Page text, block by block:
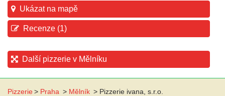
Ukázat na mapě
Recenze (1)
Další pizzerie v Mělníku
Pizzerie> Praha > Mělník > Pizzerie ivana, s.r.o.